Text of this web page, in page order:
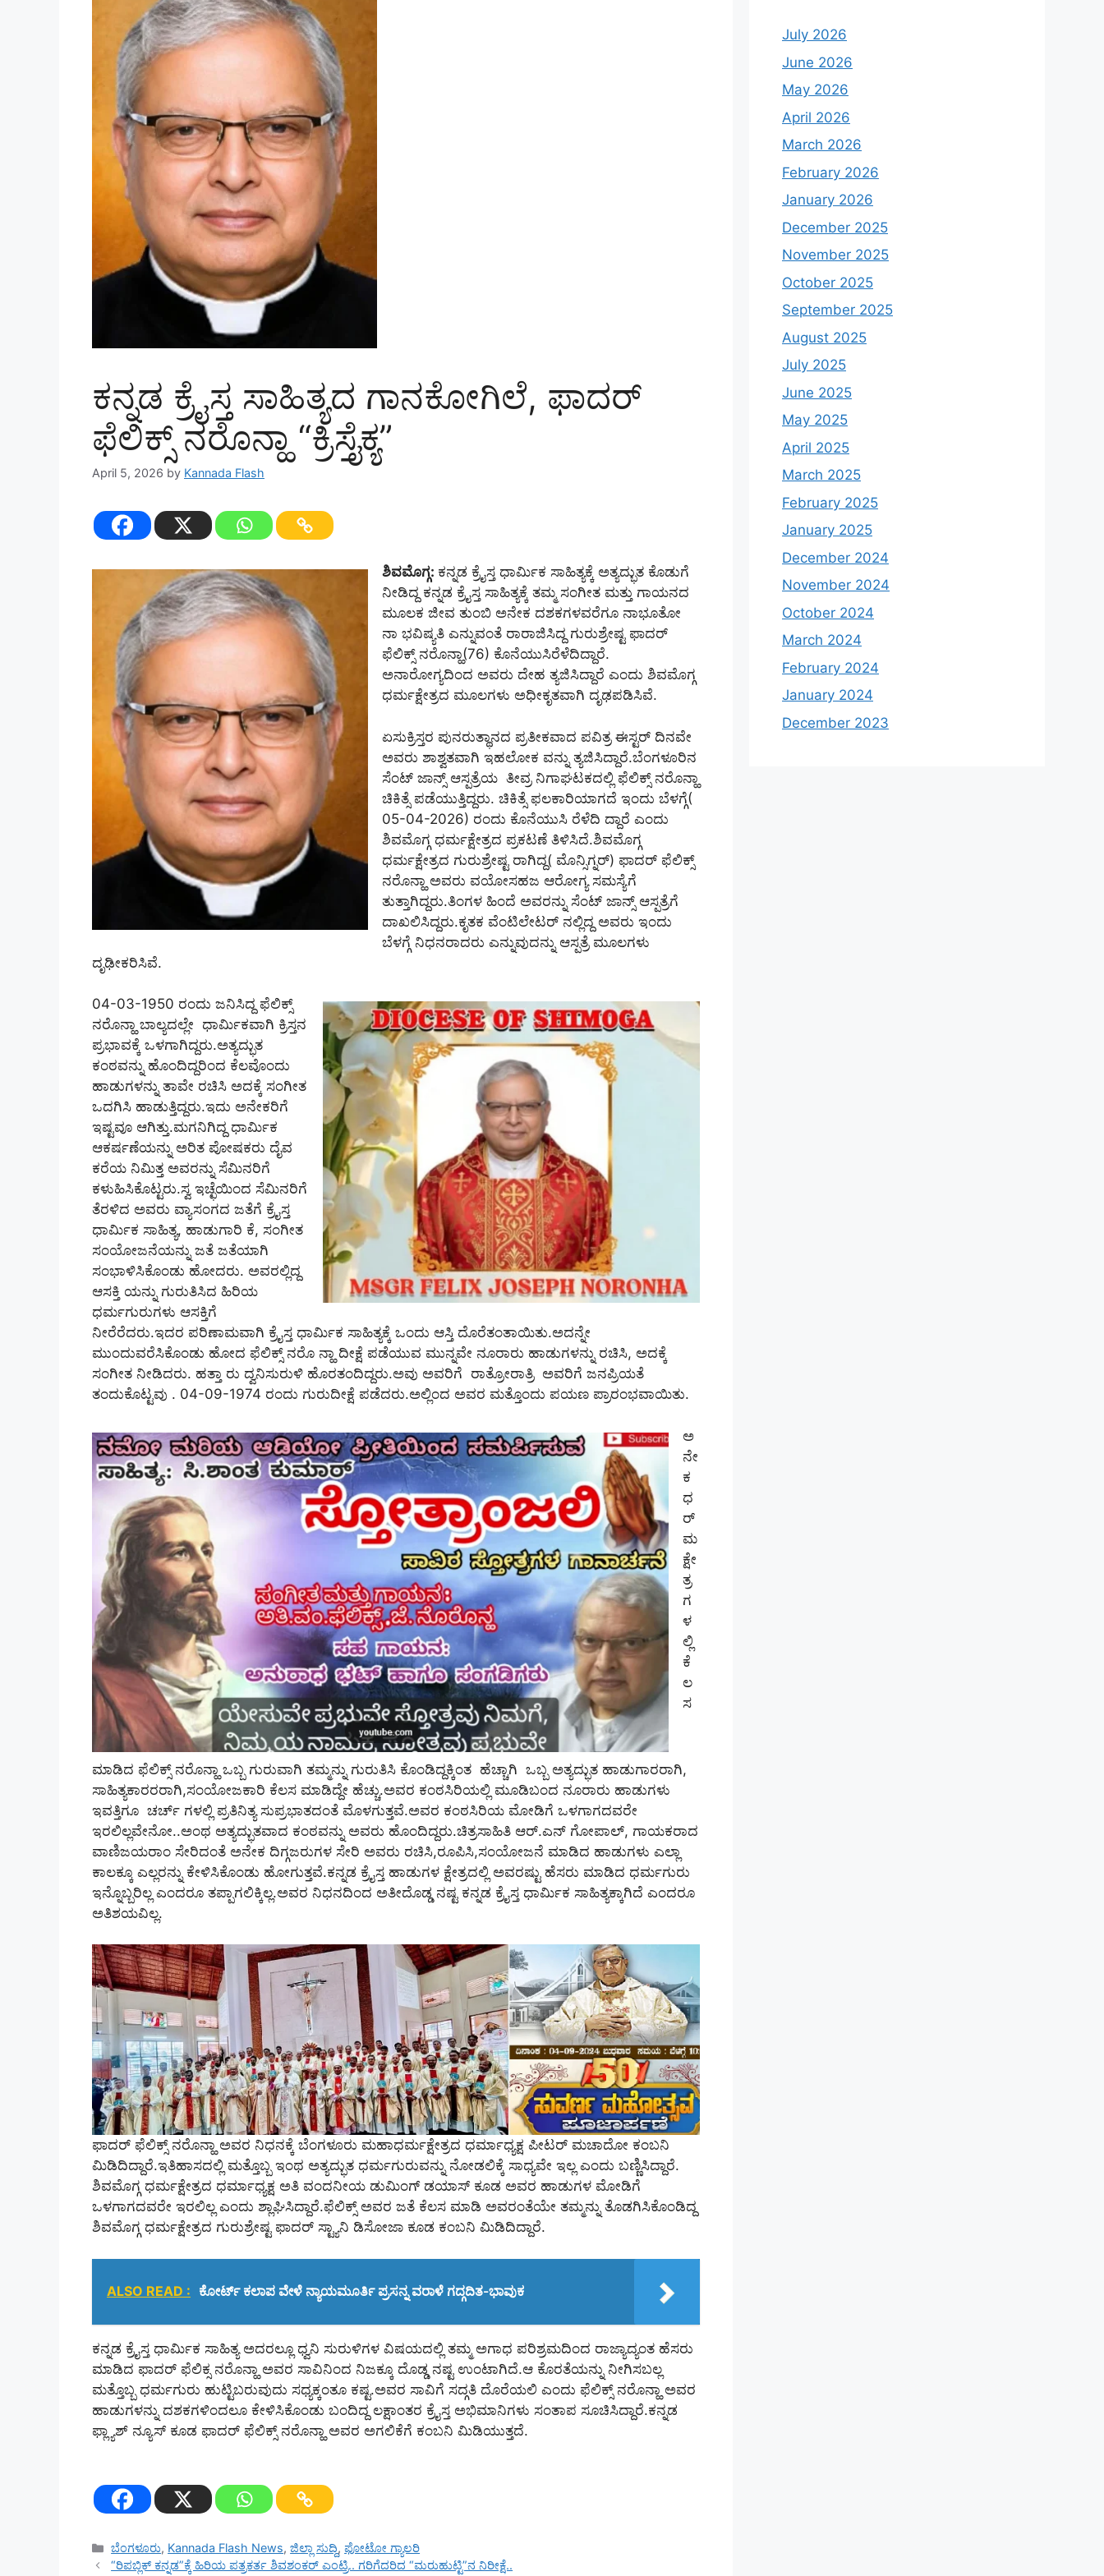
ಕನ್ನಡ ಕ್ರೈಸ್ತ ಸಾಹಿತ್ಯದ ಗಾನಕೋಗಿಲೆ, ಫಾದರ್‌
ಫೆಲಿಕ್ಸ್‌ ನರೊನ್ಹಾ “ಕ್ರಿಸ್ತೈಕ್ಯ”
April 5, 2026 by Kannada Flash
ಶಿವಮೊಗ್ಗ: ಕನ್ನಡ ಕ್ರೈಸ್ತ ಧಾರ್ಮಿಕ ಸಾಹಿತ್ಯಕ್ಕೆ ಅತ್ಯದ್ಭುತ ಕೊಡುಗೆ
ನೀಡಿದ್ದ ಕನ್ನಡ ಕ್ರೈಸ್ತ ಸಾಹಿತ್ಯಕ್ಕೆ ತಮ್ಮ ಸಂಗೀತ ಮತ್ತು ಗಾಯನದ
ಮೂಲಕ ಜೀವ ತುಂಬಿ ಅನೇಕ ದಶಕಗಳವರೆಗೂ ನಾಭೂತೋ
ನಾ ಭವಿಷ್ಯತಿ ಎನ್ನುವಂತೆ ರಾರಾಜಿಸಿದ್ದ ಗುರುಶ್ರೇಷ್ಟ ಫಾದರ್‌
ಫೆಲಿಕ್ಸ್‌ ನರೊನ್ಹಾ(76) ಕೊನೆಯುಸಿರೆಳೆದಿದ್ದಾರೆ.
ಅನಾರೋಗ್ಯದಿಂದ ಅವರು ದೇಹ ತ್ಯಜಿಸಿದ್ದಾರೆ ಎಂದು ಶಿವಮೊಗ್ಗ
ಧರ್ಮಕ್ಷೇತ್ರದ ಮೂಲಗಳು ಅಧೀಕೃತವಾಗಿ ದೃಢಪಡಿಸಿವೆ.
ಏಸುಕ್ರಿಸ್ತರ ಪುನರುತ್ಥಾನದ ಪ್ರತೀಕವಾದ ಪವಿತ್ರ ಈಸ್ಟರ್ ದಿನವೇ
ಅವರು ಶಾಶ್ವತವಾಗಿ ಇಹಲೋಕ ವನ್ನು ತ್ಯಜಿಸಿದ್ದಾರೆ.ಬೆಂಗಳೂರಿನ
ಸೆಂಟ್‌ ಜಾನ್ಸ್‌ ಆಸ್ಪತ್ರೆಯ ತೀವ್ರ ನಿಗಾಘಟಕದಲ್ಲಿ ಫೆಲಿಕ್ಸ್‌ ನರೊನ್ಹಾ
ಚಿಕಿತ್ಸೆ ಪಡೆಯುತ್ತಿದ್ದರು. ಚಿಕಿತ್ಸೆ ಫಲಕಾರಿಯಾಗದೆ ಇಂದು ಬೆಳಗ್ಗೆ(
05-04-2026) ರಂದು ಕೊನೆಯುಸಿ ರೆಳೆದಿ ದ್ದಾರೆ ಎಂದು
ಶಿವಮೊಗ್ಗ ಧರ್ಮಕ್ಷೇತ್ರದ ಪ್ರಕಟಣೆ ತಿಳಿಸಿದೆ.ಶಿವಮೊಗ್ಗ
ಧರ್ಮಕ್ಷೇತ್ರದ ಗುರುಶ್ರೇಷ್ಟ ರಾಗಿದ್ದ( ಮೊನ್ಸಿಗ್ನರ್)‌ ಫಾದರ್‌ ಫೆಲಿಕ್ಸ್‌
ನರೊನ್ಹಾ ಅವರು ವಯೋಸಹಜ ಆರೋಗ್ಯ ಸಮಸ್ಯೆಗೆ
ತುತ್ತಾಗಿದ್ದರು.ತಿಂಗಳ ಹಿಂದೆ ಅವರನ್ನು ಸೆಂಟ್‌ ಜಾನ್ಸ್‌ ಆಸ್ಪತ್ರೆಗೆ
ದಾಖಲಿಸಿದ್ದರು.ಕೃತಕ ವೆಂಟಿಲೇಟರ್‌ ನಲ್ಲಿದ್ದ ಅವರು ಇಂದು
ಬೆಳಗ್ಗೆ ನಿಧನರಾದರು ಎನ್ನುವುದನ್ನು ಆಸ್ಪತ್ರೆ ಮೂಲಗಳು
ದೃಢೀಕರಿಸಿವೆ.
04-03-1950 ರಂದು ಜನಿಸಿದ್ದ ಫೆಲಿಕ್ಸ್‌
ನರೊನ್ಹಾ ಬಾಲ್ಯದಲ್ಲೇ ಧಾರ್ಮಿಕವಾಗಿ ಕ್ರಿಸ್ತನ
ಪ್ರಭಾವಕ್ಕೆ ಒಳಗಾಗಿದ್ದರು.ಅತ್ಯದ್ಭುತ
ಕಂಠವನ್ನು ಹೊಂದಿದ್ದರಿಂದ ಕೆಲವೊಂದು
ಹಾಡುಗಳನ್ನು ತಾವೇ ರಚಿಸಿ ಅದಕ್ಕೆ ಸಂಗೀತ
ಒದಗಿಸಿ ಹಾಡುತ್ತಿದ್ದರು.ಇದು ಅನೇಕರಿಗೆ
ಇಷ್ಟವೂ ಆಗಿತ್ತು.ಮಗನಿಗಿದ್ದ ಧಾರ್ಮಿಕ
ಆಕರ್ಷಣೆಯನ್ನು ಅರಿತ ಪೋಷಕರು ದೈವ
ಕರೆಯ ನಿಮಿತ್ತ ಅವರನ್ನು ಸೆಮಿನರಿಗೆ
ಕಳುಹಿಸಿಕೊಟ್ಟರು.ಸ್ವ ಇಚ್ಛೆಯಿಂದ ಸೆಮಿನರಿಗೆ
ತೆರಳಿದ ಅವರು ವ್ಯಾಸಂಗದ ಜತೆಗೆ ಕ್ರೈಸ್ತ
ಧಾರ್ಮಿಕ ಸಾಹಿತ್ಯ, ಹಾಡುಗಾರಿ ಕೆ, ಸಂಗೀತ
ಸಂಯೋಜನೆಯನ್ನು ಜತೆ ಜತೆಯಾಗಿ
ಸಂಭಾಳಿಸಿಕೊಂಡು ಹೋದರು. ಅವರಲ್ಲಿದ್ದ
ಆಸಕ್ತಿ ಯನ್ನು ಗುರುತಿಸಿದ ಹಿರಿಯ
ಧರ್ಮಗುರುಗಳು ಆಸಕ್ತಿಗೆ
ನೀರೆರೆದರು.ಇದರ ಪರಿಣಾಮವಾಗಿ ಕ್ರೈಸ್ತ ಧಾರ್ಮಿಕ ಸಾಹಿತ್ಯಕ್ಕೆ ಒಂದು ಆಸ್ತಿ ದೊರೆತಂತಾಯಿತು.ಅದನ್ನೇ
ಮುಂದುವರೆಸಿಕೊಂಡು ಹೋದ ಫೆಲಿಕ್ಸ್‌ ನರೊ ನ್ಹಾ ದೀಕ್ಷೆ ಪಡೆಯುವ ಮುನ್ನವೇ ನೂರಾರು ಹಾಡುಗಳನ್ನು ರಚಿಸಿ, ಅದಕ್ಕೆ
ಸಂಗೀತ ನೀಡಿದರು. ಹತ್ತಾ ರು ದ್ವನಿಸುರುಳಿ ಹೊರತಂದಿದ್ದರು.ಅವು ಅವರಿಗೆ ರಾತ್ರೋರಾತ್ರಿ ಅವರಿಗೆ ಜನಪ್ರಿಯತೆ
ತಂದುಕೊಟ್ಟವು . 04-09-1974 ರಂದು ಗುರುದೀಕ್ಷೆ ಪಡೆದರು.ಅಲ್ಲಿಂದ ಅವರ ಮತ್ತೊಂದು ಪಯಣ ಪ್ರಾರಂಭವಾಯಿತು.
ಅ
ನೇ
ಕ
ಧ
ರ್
ಮ
ಕ್ಷೇ
ತ್ರ
ಗ
ಳ
ಲ್ಲಿ
ಕೆ
ಲ
ಸ
ಮಾಡಿದ ಫೆಲಿಕ್ಸ್‌ ನರೊನ್ಹಾ ಒಬ್ಬ ಗುರುವಾಗಿ ತಮ್ಮನ್ನು ಗುರುತಿಸಿ ಕೊಂಡಿದ್ದಕ್ಕಿಂತ ಹೆಚ್ಚಾಗಿ ಒಬ್ಬ ಅತ್ಯದ್ಭುತ ಹಾಡುಗಾರರಾಗಿ,
ಸಾಹಿತ್ಯಕಾರರರಾಗಿ,ಸಂಯೋಜಕಾರಿ ಕೆಲಸ ಮಾಡಿದ್ದೇ ಹೆಚ್ಚು.ಅವರ ಕಂಠಸಿರಿಯಲ್ಲಿ ಮೂಡಿಬಂದ ನೂರಾರು ಹಾಡುಗಳು
ಇವತ್ತಿಗೂ ಚರ್ಚ್‌ ಗಳಲ್ಲಿ ಪ್ರತಿನಿತ್ಯ ಸುಪ್ರಭಾತದಂತೆ ಮೊಳಗುತ್ತವೆ.ಅವರ ಕಂಠಸಿರಿಯ ಮೋಡಿಗೆ ಒಳಗಾಗದವರೇ
ಇರಲಿಲ್ಲವೇನೋ..ಅಂಥ ಅತ್ಯದ್ಭುತವಾದ ಕಂಠವನ್ನು ಅವರು ಹೊಂದಿದ್ದರು.ಚಿತ್ರಸಾಹಿತಿ ಆರ್.ಎನ್‌ ಗೋಪಾಲ್‌, ಗಾಯಕರಾದ
ವಾಣಿಜಯರಾಂ ಸೇರಿದಂತೆ ಅನೇಕ ದಿಗ್ಗಜರುಗಳ ಸೇರಿ ಅವರು ರಚಿಸಿ,ರೂಪಿಸಿ,ಸಂಯೋಜನೆ ಮಾಡಿದ ಹಾಡುಗಳು ಎಲ್ಲಾ
ಕಾಲಕ್ಕೂ ಎಲ್ಲರನ್ನು ಕೇಳಿಸಿಕೊಂಡು ಹೋಗುತ್ತವೆ.ಕನ್ನಡ ಕ್ರೈಸ್ತ ಹಾಡುಗಳ ಕ್ಷೇತ್ರದಲ್ಲಿ ಅವರಷ್ಟು ಹೆಸರು ಮಾಡಿದ ಧರ್ಮಗುರು
ಇನ್ನೊಬ್ಬರಿಲ್ಲ ಎಂದರೂ ತಪ್ಪಾಗಲಿಕ್ಕಿಲ್ಲ.ಅವರ ನಿಧನದಿಂದ ಅತೀದೊಡ್ಡ ನಷ್ಟ ಕನ್ನಡ ಕ್ರೈಸ್ತ ಧಾರ್ಮಿಕ ಸಾಹಿತ್ಯಕ್ಕಾಗಿದೆ ಎಂದರೂ
ಅತಿಶಯವಿಲ್ಲ.
ಫಾದರ್‌ ಫೆಲಿಕ್ಸ್‌ ನರೊನ್ಹಾ ಅವರ ನಿಧನಕ್ಕೆ ಬೆಂಗಳೂರು ಮಹಾಧರ್ಮಕ್ಷೇತ್ರದ ಧರ್ಮಾಧ್ಯಕ್ಷ ಪೀಟರ್‌ ಮಚಾದೋ ಕಂಬನಿ
ಮಿಡಿದಿದ್ದಾರೆ.ಇತಿಹಾಸದಲ್ಲಿ ಮತ್ತೊಬ್ಬ ಇಂಥ ಅತ್ಯದ್ಭುತ ಧರ್ಮಗುರುವನ್ನು ನೋಡಲಿಕ್ಕೆ ಸಾಧ್ಯವೇ ಇಲ್ಲ ಎಂದು ಬಣ್ಣಿಸಿದ್ದಾರೆ.
ಶಿವಮೊಗ್ಗ ಧರ್ಮಕ್ಷೇತ್ರದ ಧರ್ಮಾಧ್ಯಕ್ಷ ಅತಿ ವಂದನೀಯ ಡುಮಿಂಗ್‌ ಡಯಾಸ್‌ ಕೂಡ ಅವರ ಹಾಡುಗಳ ಮೋಡಿಗೆ
ಒಳಗಾಗದವರೇ ಇರಲಿಲ್ಲ ಎಂದು ಶ್ಲಾಘಿಸಿದ್ದಾರೆ.ಫೆಲಿಕ್ಸ್‌ ಅವರ ಜತೆ ಕೆಲಸ ಮಾಡಿ ಅವರಂತೆಯೇ ತಮ್ಮನ್ನು ತೊಡಗಿಸಿಕೊಂಡಿದ್ದ
ಶಿವಮೊಗ್ಗ ಧರ್ಮಕ್ಷೇತ್ರದ ಗುರುಶ್ರೇಷ್ಟ ಫಾದರ್‌ ಸ್ಟ್ಯಾನಿ ಡಿಸೋಜಾ ಕೂಡ ಕಂಬನಿ ಮಿಡಿದಿದ್ದಾರೆ.
ALSO READ : ಕೋರ್ಟ್ ಕಲಾಪ ವೇಳೆ ನ್ಯಾಯಮೂರ್ತಿ ಪ್ರಸನ್ನ ವರಾಳೆ ಗದ್ಗದಿತ-ಭಾವುಕ
ಕನ್ನಡ ಕ್ರೈಸ್ತ ಧಾರ್ಮಿಕ ಸಾಹಿತ್ಯ ಅದರಲ್ಲೂ ಧ್ವನಿ ಸುರುಳಿಗಳ ವಿಷಯದಲ್ಲಿ ತಮ್ಮ ಅಗಾಧ ಪರಿಶ್ರಮದಿಂದ ರಾಜ್ಯಾದ್ಯಂತ ಹೆಸರು
ಮಾಡಿದ ಫಾದರ್‌ ಫೆಲಿಕ್ಸ ನರೊನ್ಹಾ ಅವರ ಸಾವಿನಿಂದ ನಿಜಕ್ಕೂ ದೊಡ್ಡ ನಷ್ಟ ಉಂಟಾಗಿದೆ.ಆ ಕೊರತೆಯನ್ನು ನೀಗಿಸಬಲ್ಲ
ಮತ್ತೊಬ್ಬ ಧರ್ಮಗುರು ಹುಟ್ಟಿಬರುವುದು ಸಧ್ಯಕ್ಕಂತೂ ಕಷ್ಟ.ಅವರ ಸಾವಿಗೆ ಸದ್ಗತಿ ದೊರೆಯಲಿ ಎಂದು ಫೆಲಿಕ್ಸ್‌ ನರೊನ್ಹಾ ಅವರ
ಹಾಡುಗಳನ್ನು ದಶಕಗಳಿಂದಲೂ ಕೇಳಿಸಿಕೊಂಡು ಬಂದಿದ್ದ ಲಕ್ಷಾಂತರ ಕ್ರೈಸ್ತ ಅಭಿಮಾನಿಗಳು ಸಂತಾಪ ಸೂಚಿಸಿದ್ದಾರೆ.ಕನ್ನಡ
ಫ್ಲ್ಯಾಶ್‌ ನ್ಯೂಸ್‌ ಕೂಡ ಫಾದರ್‌ ಫೆಲಿಕ್ಸ್‌ ನರೊನ್ಹಾ ಅವರ ಅಗಲಿಕೆಗೆ ಕಂಬನಿ ಮಿಡಿಯುತ್ತದೆ.
Categories
ಬೆಂಗಳೂರು, Kannada Flash News,ಜಿಲ್ಲಾ ಸುದ್ದಿ,ಫೋಟೋ ಗ್ಯಾಲರಿ
“ರಿಪಬ್ಲಿಕ್‌ ಕನ್ನಡ”ಕ್ಕೆ ಹಿರಿಯ ಪತ್ರಕರ್ತ ಶಿವಶಂಕರ್ ಎಂಟ್ರಿ.. ಗರಿಗೆದರಿದ “ಮರುಹುಟ್ಟಿ”ನ ನಿರೀಕ್ಷೆ..
July 2026
June 2026
May 2026
April 2026
March 2026
February 2026
January 2026
December 2025
November 2025
October 2025
September 2025
August 2025
July 2025
June 2025
May 2025
April 2025
March 2025
February 2025
January 2025
December 2024
November 2024
October 2024
March 2024
February 2024
January 2024
December 2023